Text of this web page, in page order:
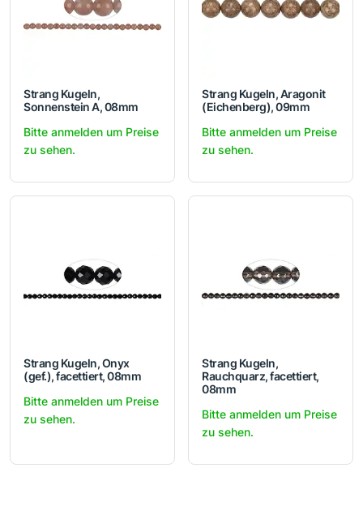
Strang Kugeln,
Sonnenstein A, 08mm
Bitte anmelden um Preise
zu sehen.
Strang Kugeln, Aragonit
(Eichenberg), 09mm
Bitte anmelden um Preise
zu sehen.
Strang Kugeln, Onyx
(gef.), facettiert, 08mm
Bitte anmelden um Preise
zu sehen.
Strang Kugeln,
Rauchquarz, facettiert,
08mm
Bitte anmelden um Preise
zu sehen.